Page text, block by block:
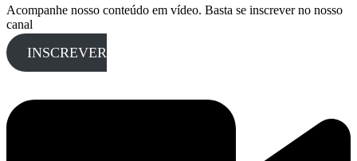
Acompanhe nosso conteúdo em vídeo. Basta se inscrever no nosso
canal
INSCREVER